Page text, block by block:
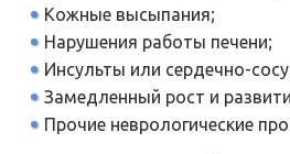
Кожные высыпания;
Нарушения работы печени;
Инсульты или сердечно-
Замедленный рост и
Прочие неврологические